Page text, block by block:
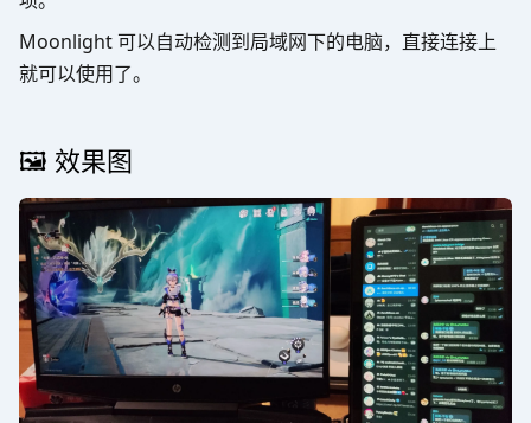
Moonlight 可以自动检测到局域网下的电脑，直接连接上
就可以使用了。
🖼️ 效果图